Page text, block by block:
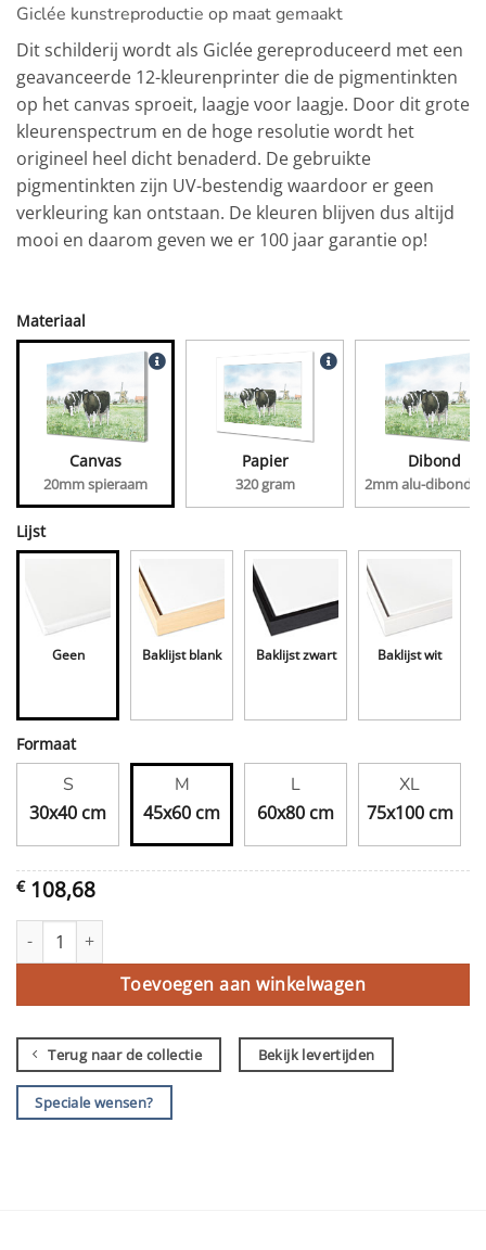
Giclée kunstreproductie op maat gemaakt
Dit schilderij wordt als Giclée gereproduceerd met een
geavanceerde 12-kleurenprinter die de pigmentinkten
op het canvas sproeit, laagje voor laagje. Door dit grote
kleurenspectrum en de hoge resolutie wordt het
origineel heel dicht benaderd. De gebruikte
pigmentinkten zijn UV-bestendig waardoor er geen
verkleuring kan ontstaan. De kleuren blijven dus altijd
mooi en daarom geven we er 100 jaar garantie op!
Materiaal
Canvas
20mm spieraam
Papier
320 gram
Dibond
2mm alu-dibond,
Lijst
Geen Baklijst blank Baklijst zwart Baklijst wit
Formaat
S
30x40 cm
M
45x60 cm
L
60x80 cm
XL
75x100 cm
€108,68
’t Smaakt best aantal
Toevoegen aan winkelwagen
Terug naar de collectie Bekijk levertijden
Speciale wensen?